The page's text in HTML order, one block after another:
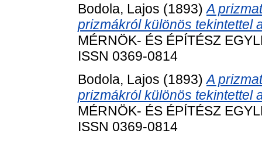
Bodola, Lajos (1893)A
prizmákról különös tekintettel
MÉRNÖK- ÉS ÉPÍTÉSZ
ISSN 0369-0814
Bodola, Lajos (1893)A
prizmákról különös tekintettel
MÉRNÖK- ÉS ÉPÍTÉSZ
ISSN 0369-0814